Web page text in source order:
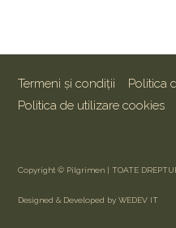
Termeni și condiții
Politica
Politica de utilizare cookies
Copyright © Pilgrimen | TOATE
Designed & Developed by WEDEV IT